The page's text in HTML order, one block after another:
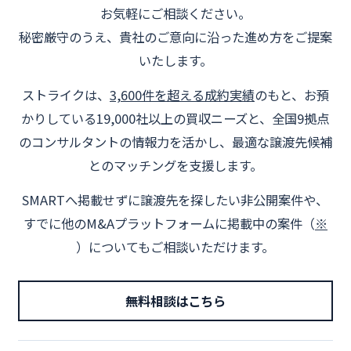
お気軽にご相談ください。
秘密厳守のうえ、貴社のご意向に沿った進め方をご提案
いたします。
ストライクは、 3,600件を超える成約実績のもと、お預
かりしている19,000社以上の買収ニーズと、全国9拠点
のコンサルタントの情報力を活かし、最適な譲渡先候補
とのマッチングを支援します。
SMARTへ掲載せずに譲渡先を探したい非公開案件や、
すでに他のM&Aプラットフォームに掲載中の案件（※
）についてもご相談いただけます。
無料相談はこちら